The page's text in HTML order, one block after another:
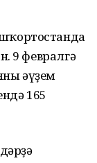
9 февралгә
әүҙем
165